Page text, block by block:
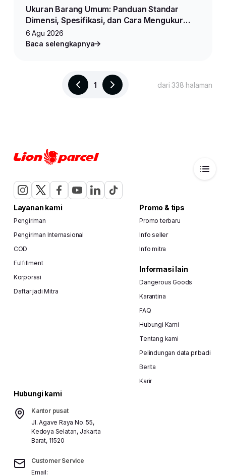
Ukuran Barang Umum: Panduan Standar
Dimensi, Spesifikasi, dan Cara Mengukur
Produk untuk Jualan Online
6 Agu 2026
Baca selengkapnya
1 dari 338 halaman
Layanan kami
Pengiriman
Pengiriman Internasional
COD
Fulfillment
Korporasi
Daftar jadi Mitra
Promo & tips
Promo terbaru
Info seller
Info mitra
Informasi lain
Dangerous Goods
Karantina
FAQ
Hubungi Kami
Tentang kami
Pelindungan data pribadi
Berita
Karir
Hubungi kami
Kantor pusat
Jl. Agave Raya No. 55,
Kedoya Selatan, Jakarta
Barat, 11520
Customer Service
Email: